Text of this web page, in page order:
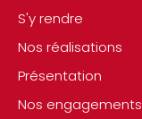
S'y rendre
Nos réalisations
Présentation
Nos engagements